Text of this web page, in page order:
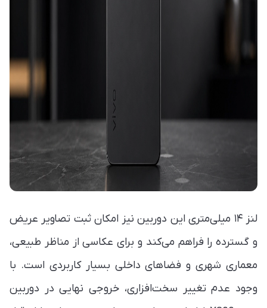
لنز ۱۴ میلی‌متری این دوربین نیز امکان ثبت تصاویر عریض
و گسترده را فراهم می‌کند و برای عکاسی از مناظر طبیعی،
معماری شهری و فضاهای داخلی بسیار کاربردی است. با
وجود عدم تغییر سخت‌افزاری، خروجی نهایی در دوربین